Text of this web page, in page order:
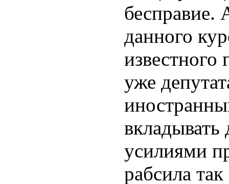
бесправие.
данного
известного
уже
вкладывать
усилиями
рабсила